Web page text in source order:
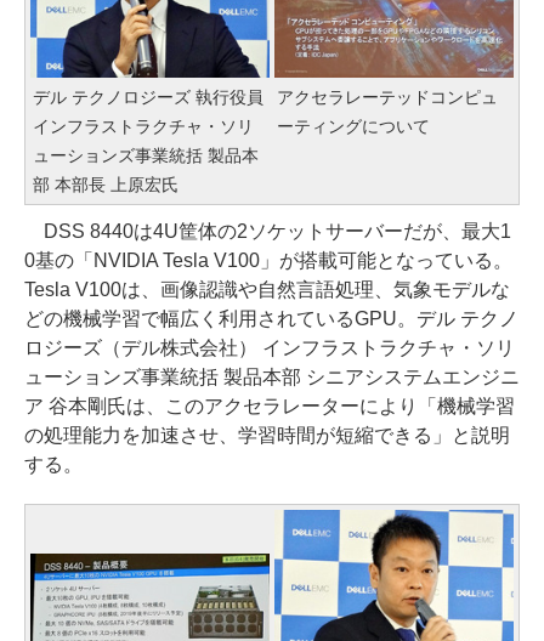
デル テクノロジーズ 執行役員
インフラストラクチャ・ソリ
ューションズ事業統括 製品本
部 本部長 上原宏氏
アクセラレーテッドコンピュ
ーティングについて
DSS 8440は4U筐体の2ソケットサーバーだが、最大1
0基の「NVIDIA Tesla V100」が搭載可能となっている。
Tesla V100は、画像認識や自然言語処理、気象モデルな
どの機械学習で幅広く利用されているGPU。デル テクノ
ロジーズ（デル株式会社） インフラストラクチャ・ソリ
ューションズ事業統括 製品本部 シニアシステムエンジニ
ア 谷本剛氏は、このアクセラレーターにより「機械学習
の処理能力を加速させ、学習時間が短縮できる」と説明
する。